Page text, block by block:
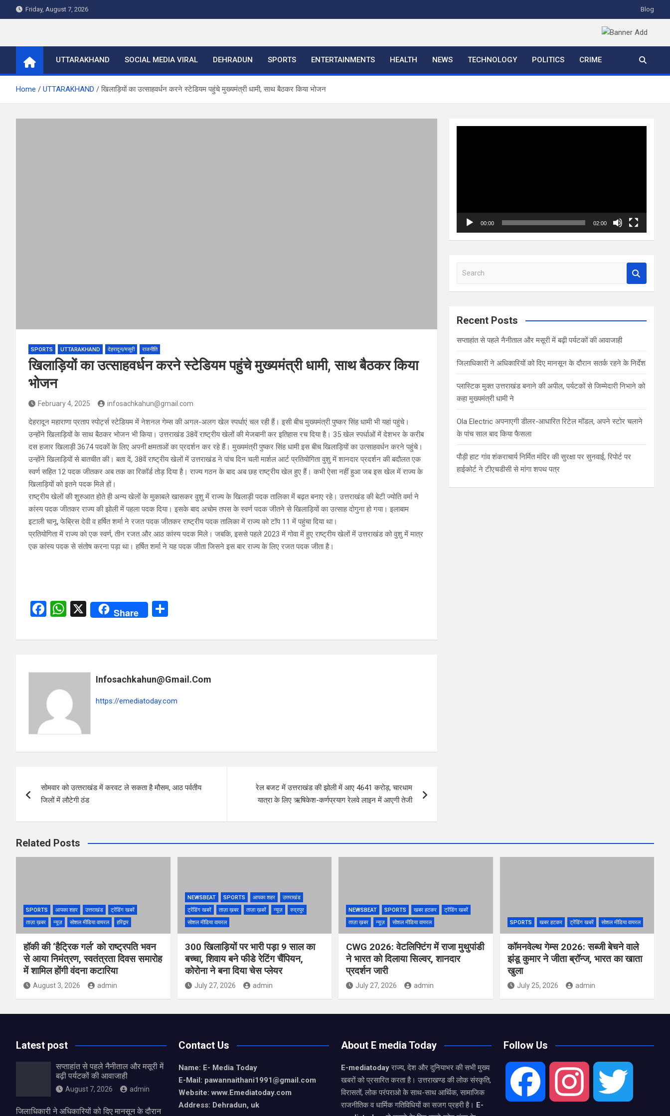
to
Friday, August 7, 2026 Blog
UTTARAKHAND SOCIAL MEDIA VIRAL DEHRADUN SPORTS ENTERTAINMENTS HEALTH NEWS TECHNOLOGY POLITICS CRIME
Home UTTARAKHAND खिलाड़ियों का उत्साहवर्धन करने स्टेडियम पहुंचे मुख्यमंत्री धामी, साथ बैठकर किया भोजन
SPORTS UTTARAKHAND देहरादून/मसूरी राजनीति
खिलाड़ियों का उत्साहवर्धन करने स्टेडियम पहुंचे मुख्यमंत्री धामी, साथ बैठकर किया
भोजन
February 4, 2025 infosachkahun@gmail.com
देहरादून महाराणा प्रताप स्पोर्ट्स स्टेडियम में नेशनल गेम्स की अगल-अलग खेल स्पर्धाएं चल रही हैं। इसी बीच मुख्यमंत्री पुष्कर सिंह धामी भी यहां पहुंचे।
उन्होंने खिलाड़ियों के साथ बैठकर भोजन भी किया। उत्तराखंड 38वें राष्ट्रीय खेलों की मेजबानी कर इतिहास रच दिया है। 35 खेल स्पर्धाओं में देशभर के करीब
दस हजार खिलाड़ी 3674 पदकों के लिए अपनी क्षमताओं का प्रदर्शन कर रहे हैं। मुख्यमंत्री पुष्कर सिंह धामी इस बीच खिलाड़ियों का उत्साहवर्धन करने पहुंचे।
उन्होंने खिलाड़ियों से बातचीत की। बता दें, 38वें राष्ट्रीय खेलों में उत्तराखंड ने पांच दिन चली मार्शल आर्ट प्रतियोगिता वुशु में शानदार प्रदर्शन की बदौलत एक
स्वर्ण सहित 12 पदक जीतकर अब तक का रिकॉर्ड तोड़ दिया है। राज्य गठन के बाद अब छह राष्ट्रीय खेल हुए हैं। कभी ऐसा नहीं हुआ जब इस खेल में राज्य के
खिलाड़ियों को इतने पदक मिले हों।
राष्ट्रीय खेलों की शुरुआत होते ही अन्य खेलों के मुकाबले खासकर वुशु में राज्य के खिलाड़ी पदक तालिका में बढ़त बनाए रहे। उत्तराखंड की बेटी ज्योति वर्मा ने
कांस्य पदक जीतकर राज्य की झोली में पहला पदक दिया। इसके बाद अचोम तपस के स्वर्ण पदक जीतने से खिलाड़ियों का उत्साह दोगुना हो गया। इलाबाम
इटाली चानू, फेब्रिस देवी व हर्षित शर्मा ने रजत पदक जीतकर राष्ट्रीय पदक तालिका में राज्य को टॉप 11 में पहुंचा दिया था।
प्रतियोगिता में राज्य को एक स्वर्ण, तीन रजत और आठ कांस्य पदक मिले। जबकि, इससे पहले 2023 में गोवा में हुए राष्ट्रीय खेलों में उत्तराखंड को वुशु में मात्र
एक कांस्य पदक से संतोष करना पड़ा था। हर्षित शर्मा ने यह पदक जीता जिसने इस बार राज्य के लिए रजत पदक जीता है।
F
ce
o
o
k
W
at
A
p
p
X Share
ar
Infosachkahun@gmail.com
https://emediatoday.com
navigation
सोमवार को उत्‍तराखंड में करवट ले सकता है मौसम, आठ पर्वतीय
जिलों में लौटेगी ठंड
रेल बजट में उत्तराखंड की झोली में आए 4641 करोड़, चारधाम
यात्रा के लिए ऋषिकेश-कर्णप्रयाग रेलवे लाइन में आएगी तेजी
00:00 02:00
a
c
Recent Posts
सप्ताहांत से पहले नैनीताल और मसूरी में बढ़ी पर्यटकों की आवाजाही
जिलाधिकारी ने अधिकारियों को दिए मानसून के दौरान सतर्क रहने के निर्देश
प्लास्टिक मुक्त उत्तराखंड बनाने की अपील, पर्यटकों से जिम्मेदारी निभाने को
कहा मुख्यमंत्री धामी ने
Ola Electric अपनाएगी डीलर-आधारित रिटेल मॉडल, अपने स्टोर चलाने
के पांच साल बाद किया फैसला
पौड़ी हाट गांव शंकराचार्य निर्मित मंदिर की सुरक्षा पर सुनवाई, रिपोर्ट पर
हाईकोर्ट ने टीएचडीसी से मांगा शपथ पत्र
Related Posts
SPORTS आपका शहर उत्तराखंड
ट्रेंडिंग खबरें
ताज़ा ख़बर
न्यूज़ सोशल मीडिया वायरल हरिद्वार
हॉकी की ‘हैट्रिक गर्ल’ को राष्ट्रपति भवन
से आया निमंत्रण, स्वतंत्रता दिवस समारोह
में शामिल होंगी वंदना कटारिया
August 3, 2026 admin
NEWSBEAT SPORTS आपका शहर
उत्तराखंड
ट्रेंडिंग खबरें
ताज़ा ख़बर ताज़ा ख़बरें न्यूज़
रुद्रपुर
सोशल मीडिया वायरल
300 खिलाड़ियों पर भारी पड़ा 9 साल का
बच्चा, शिवाय बने फीडे रेटिंग चैंपियन,
कोरोना ने बना दिया चेस प्लेयर
July 27, 2026 admin
NEWSBEAT SPORTS खबर हटकर
ट्रेंडिंग खबरें
ताज़ा ख़बर
न्यूज़ सोशल मीडिया वायरल
CWG 2026: वेटलिफ्टिंग में राजा मुथुपांडी
ने भारत को दिलाया सिल्वर, शानदार
प्रदर्शन जारी
July 27, 2026 admin
SPORTS खबर हटकर ट्रेंडिंग खबरें सोशल मीडिया वायरल
कॉमनवेल्थ गेम्स 2026: सब्जी बेचने वाले
झंडू कुमार ने जीता ब्रॉन्ज, भारत का खाता
खुला
July 25, 2026 admin
Latest post
सप्ताहांत से पहले नैनीताल और मसूरी में
बढ़ी पर्यटकों की आवाजाही
August 7, 2026 admin
जिलाधिकारी ने अधिकारियों को दिए मानसून के दौरान
Contact Us
Name: E- Media Today
E-Mail: pawannaithani1991@gmail.com
Website: www.Emediatoday.com
Address: Dehradun, uk
About E media Today
E-mediatodayराज्य, देश और दुनियाभर की सभी मुख्य
खबरों को प्रसारित करता है। उत्तराखण्ड की लोक संस्कृति,
विरासतों, लोक परंपराओ के साथ-साथ आर्थिक, सामाजिक
राजनीतिक व धार्मिक गतिविधियों का सजग प्रहरी है। E-
Follow Us